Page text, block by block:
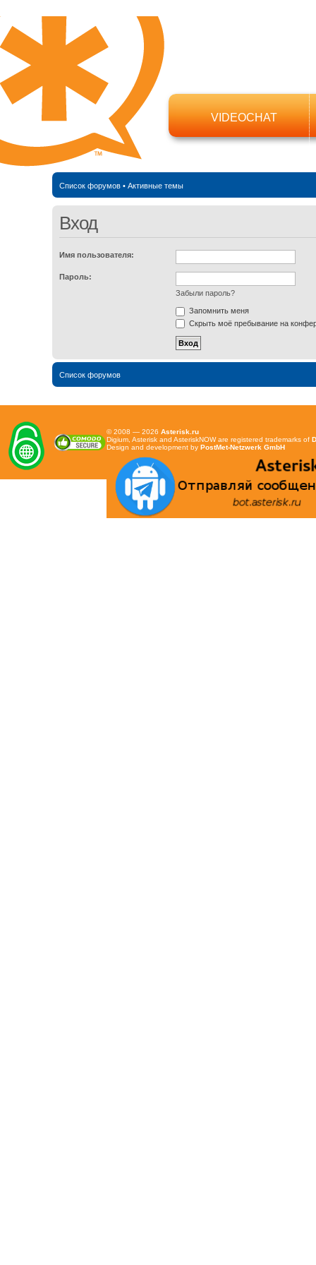
VIDEOCHAT
Список форумов• Активные темы
Вход
Имя пользователя:
Пароль:
Забыли пароль?
Запомнить меня
Скрыть моё пребывание на
Список форумов
© 2008 — 2026 Asterisk.ru
Digium, Asterisk and AsteriskNOW are registered trademarks of
Design and development by PostMet-Netzwerk GmbH